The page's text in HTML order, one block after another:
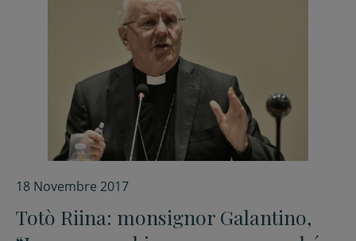
18 Novembre 2017
Totò Riina: monsignor Galantino,